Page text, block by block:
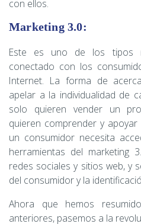
con ellos.
Marketing 3.0:
Este es uno de los tipos
conectado con los
Internet. La forma de
apelar a la individualidad de
solo quieren vender un
quieren comprender y
un consumidor necesita
herramientas del marketing
redes sociales y sitios web, y
del consumidor y la
Ahora que hemos
anteriores, pasemos a la